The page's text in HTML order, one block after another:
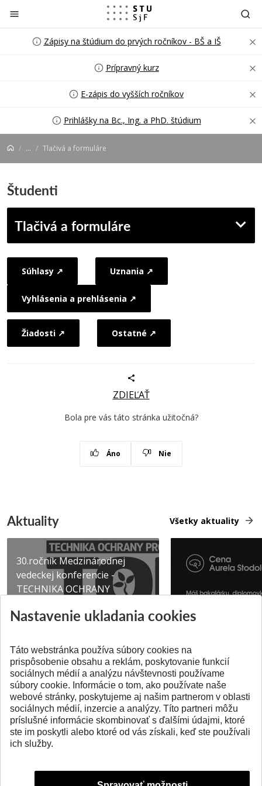
Prejsť na obsah
Zápisy na štúdium do prvých ročníkov - BŠ a IŠ
Prípravný kurz
E-zápis do vyšších ročníkov
Prihlášky na Bc., Ing. a PhD. štúdium
... Tlačivá a formuláre
Študenti
Tlačivá a formuláre
Súhlasy ↗ Uznania ↗
Vyhlásenia a prehlásenia ↗
Žiadosti ↗ Ostatné ↗
ZDIEĽAŤ
Bola pre vás táto stránka užitočná?
Áno Nie
Aktuality Všetky aktuality
30.ročník Medzinárodnej
vedeckej konferencie -
TECHNIKA OCHRANY
Pridané 03.08.2026 Pridané 07.07.2026
SPÄŤ NA VRCH
Nastavenie ukladania cookies
Táto webstránka používa súbory cookies na
prispôsobenie obsahu a reklám, poskytovanie funkcií
sociálnych médií a analýzu návštevnosti používame
súbory cookie. Informácie o tom, ako používate naše
webové stránky, poskytujeme aj našim partnerom v oblasti
sociálnych médií, inzercie a analýzy. Títo partneri môžu
príslušné informácie skombinovať s ďalšími údajmi, ktoré
ste im poskytli alebo ktoré od vás získali, keď ste používali
ich služby.